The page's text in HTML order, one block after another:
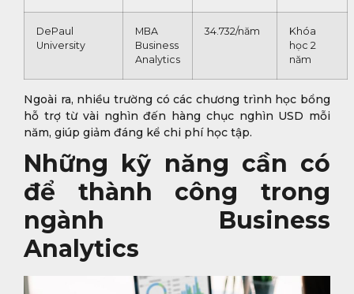
DePaul
University
MBA
Business
Analytics
34.732/năm
Khóa
học 2
năm
Ngoài ra, nhiều trường có các chương trình học bổng
hỗ trợ từ vài nghìn đến hàng chục nghìn USD mỗi
năm, giúp giảm đáng kể chi phí học tập.
Những kỹ năng cần có
để thành công trong
ngành Business
Analytics